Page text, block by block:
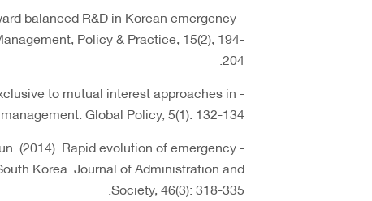
balanced R&D in Korean emergency
Policy & Practice, 15(2), 194-
204.
to mutual interest approaches in
Global Policy, 5(1): 132-134.
(2014). Rapid evolution of emergency
Korea. Journal of Administration and
Society, 46(3): 318-335.